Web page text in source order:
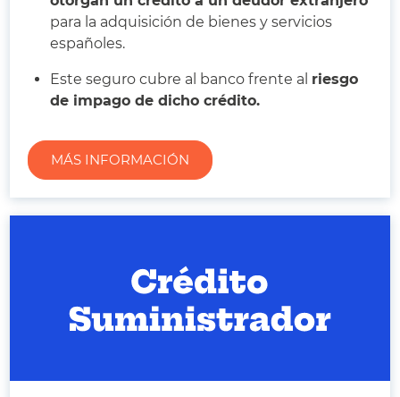
para la adquisición de bienes y servicios
españoles.
Este seguro cubre al banco frente al riesgo
de impago de dicho crédito.
MÁS INFORMACIÓN